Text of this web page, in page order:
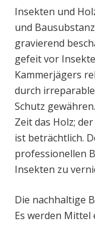
Insekten und
und
gravierend
gefeit vor
Kammerjägers
durch
Schutz
Zeit das Holz;
ist beträchtlich.
professionellen
Insekten zu
Die nachhaltige
Es werden Mittel